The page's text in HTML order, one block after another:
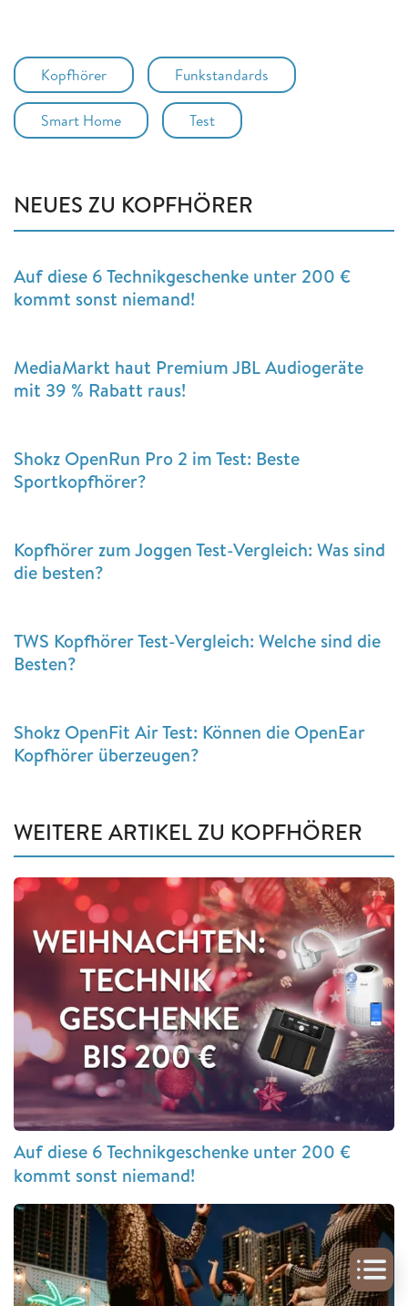
Kopfhörer Funkstandards
Smart Home Test
NEUES ZU KOPFHÖRER
Auf diese 6 Technikgeschenke unter 200 €
kommt sonst niemand!
MediaMarkt haut Premium JBL Audiogeräte
mit 39 % Rabatt raus!
Shokz OpenRun Pro 2 im Test: Beste
Sportkopfhörer?
Kopfhörer zum Joggen Test-Vergleich: Was sind
die besten?
TWS Kopfhörer Test-Vergleich: Welche sind die
Besten?
Shokz OpenFit Air Test: Können die OpenEar
Kopfhörer überzeugen?
WEITERE ARTIKEL ZU KOPFHÖRER
Auf diese 6 Technikgeschenke unter 200 €
kommt sonst niemand!